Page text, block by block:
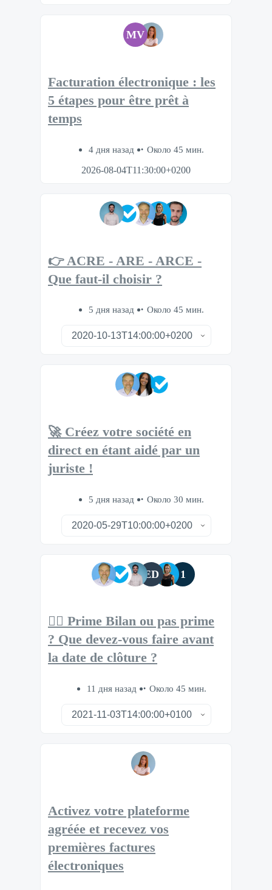
MV
Facturation électronique : les
5 étapes pour être prêt à
temps
4 дня назад
Около 45 мин.
2026-08-04T11:30:00+0200
👉 ACRE - ARE - ARCE -
Que faut-il choisir ?
5 дня назад Около 45 мин.
🚀 Créez votre société en
direct en étant aidé par un
juriste !
5 дня назад Около 30 мин.
ED 1
🧘‍♂️ Prime Bilan ou pas prime
? Que devez-vous faire avant
la date de clôture ?
11 дня назад Около 45 мин.
Activez votre plateforme
agréée et recevez vos
premières factures
électroniques